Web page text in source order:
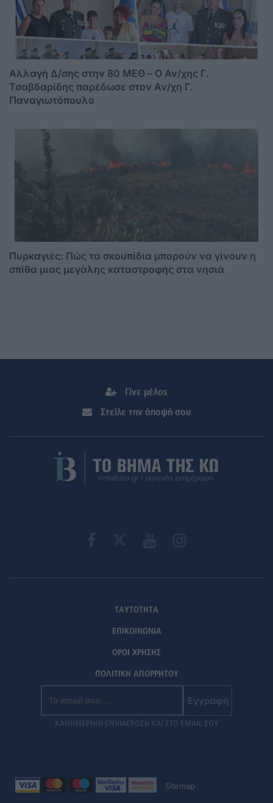
Αλλαγή Δ/σης στην 80 ΜΕΘ – Ο Αν/χης Γ.
Τσαβδαρίδης παρέδωσε στον Αν/χη Γ.
Παναγιωτόπουλο
Πυρκαγιές: Πώς τα σκουπίδια μπορούν να γίνουν η
σπίθα μιας μεγάλης καταστροφής στα νησιά
Γίνε μέλος
Στείλε την άποψή σου
ΤΑΥΤΟΤΗΤΑ
ΕΠΙΚΟΙΝΩΝΙΑ
ΟΡΟΙ ΧΡΗΣΗΣ
ΠΟΛΙΤΙΚΗ ΑΠΟΡΡΗΤΟΥ
Εγγραφή
ΚΑΘΗΜΕΡΙΝΗ ΕΝΗΜΕΡΩΣΗ ΚΑΙ ΣΤΟ EMAIL ΣΟΥ
Sitemap